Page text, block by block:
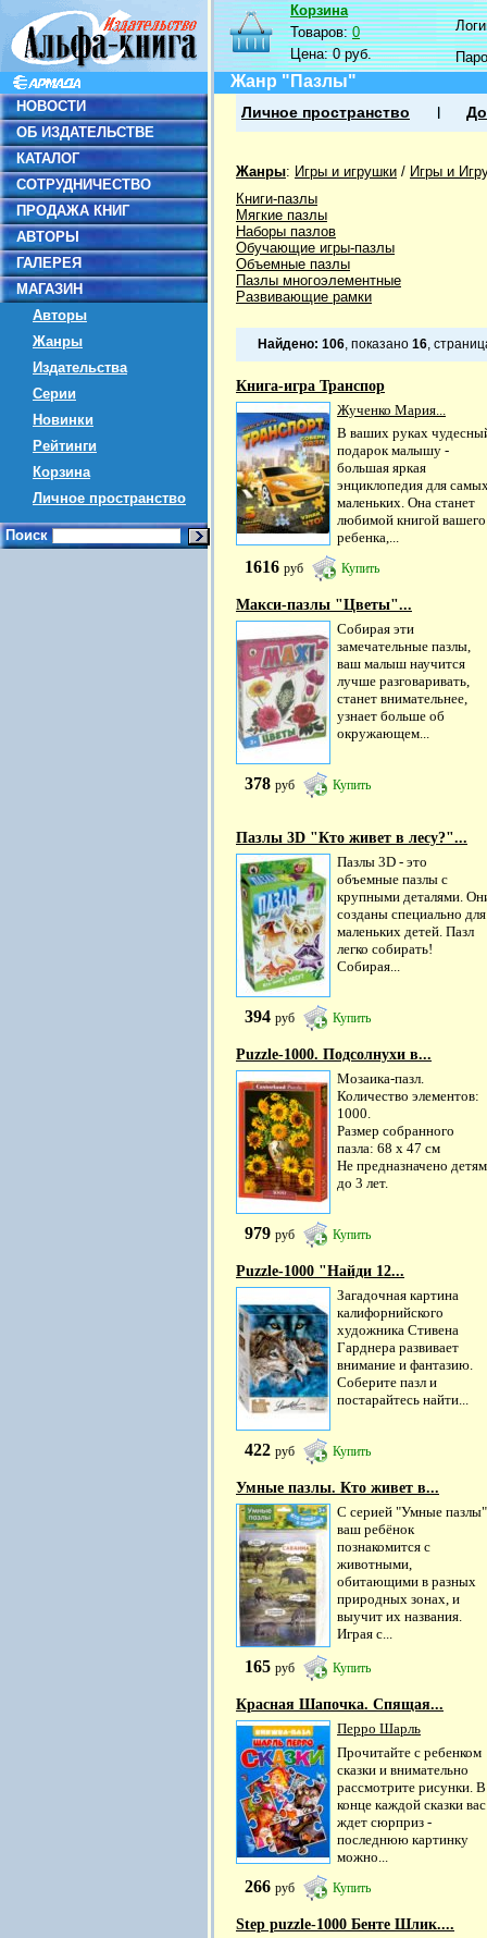
НОВОСТИ
ОБ ИЗДАТЕЛЬСТВЕ
КАТАЛОГ
СОТРУДНИЧЕСТВО
ПРОДАЖА КНИГ
АВТОРЫ
ГАЛЕРЕЯ
МАГАЗИН
Авторы
Жанры
Издательства
Серии
Новинки
Рейтинги
Корзина
Личное пространство
Поиск
Корзина
Товаров:0
Цена:0 руб.
Жанр "Пазлы"
Личное пространство
Жанры: Игры и игрушки / Игры и
Книги-пазлы
Мягкие пазлы
Наборы пазлов
Обучающие игры-пазлы
Объемные пазлы
Пазлы многоэлементные
Развивающие рамки
Найдено: 106, показано 16,
Книга-игра Транспор
Жученко Мария...
В ваших руках
подарок малышу -
большая яркая
энциклопедия для
маленьких. Она станет
любимой книгой вашего
ребенка,...
1616 руб Купить
Макси-пазлы "Цветы"...
Собирая эти
замечательные пазлы,
ваш малыш научится
лучше разговаривать,
станет внимательнее,
узнает больше об
окружающем...
378 руб Купить
Пазлы 3D "Кто живет в лесу?"...
Пазлы 3D - это
объемные пазлы с
крупными деталями.
созданы специально для
маленьких детей. Пазл
легко собирать!
Собирая...
394 руб Купить
Puzzle-1000. Подсолнухи в...
Мозаика-пазл.
Количество элементов:
1000.
Размер собранного
пазла: 68 х 47 см
Не предназначено детям
до 3 лет.
979 руб Купить
Puzzle-1000 "Найди 12...
Загадочная картина
калифорнийского
художника Стивена
Гарднера развивает
внимание и фантазию.
Соберите пазл и
постарайтесь найти...
422 руб Купить
Умные пазлы. Кто живет в...
С серией "Умные пазлы"
ваш ребёнок
познакомится с
животными,
обитающими в разных
природных зонах, и
выучит их названия.
Играя с...
165 руб Купить
Красная Шапочка. Спящая...
Перро Шарль
Прочитайте с ребенком
сказки и внимательно
рассмотрите рисунки. В
конце каждой сказки вас
ждет сюрприз -
последнюю картинку
можно...
266 руб Купить
Step puzzle-1000 Бенте Шлик....